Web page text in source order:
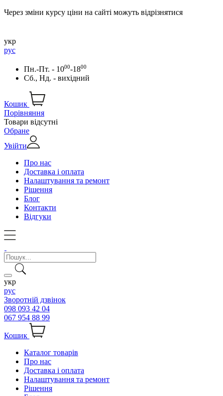
Через зміни курсу ціни на сайті можуть відрізнятися
укр
рус
Пн.-Пт. - 1000-1800
Сб., Нд. - вихідний
Кошик
Порівняння
Товари відсутні
Обране
Увійти
Про нас
Доставка і оплата
Налаштування та ремонт
Рішення
Блог
Контакти
Відгуки
укр
рус
Зворотній дзвінок
098 093 42 04
067 954 88 99
Кошик
Каталог товарів
Про нас
Доставка і оплата
Налаштування та ремонт
Рішення